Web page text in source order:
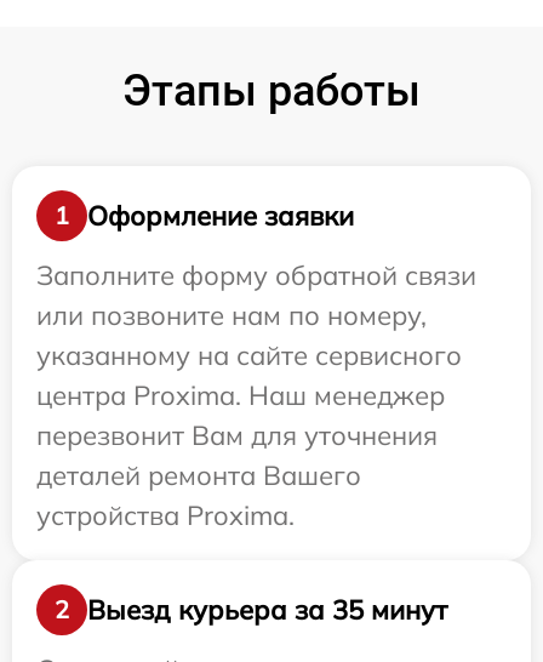
Этапы работы
1
Оформление заявки
Заполните форму обратной связи
или позвоните нам по номеру,
указанному на сайте сервисного
центра Proxima. Наш менеджер
перезвонит Вам для уточнения
деталей ремонта Вашего
устройства Proxima.
2
Выезд курьера за 35 минут